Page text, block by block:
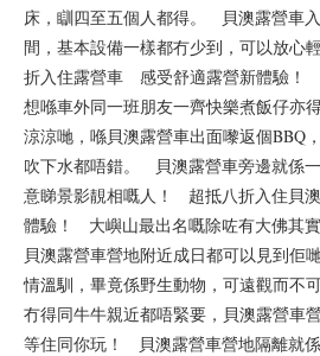
床，瞓四至五個人都得。 貝澳露營車
間，基本設備一樣都冇少到，可以放心
折入住露營車 感受舒適露營新體驗！
想喺車外同一班朋友一齊快樂煮飯仔
涼涼哋，喺貝澳露營車出面嚟返個BBQ
吹下水都唔錯。 貝澳露營車旁邊就係
意睇景影靚相嘅人！ 超抵八折入住貝
體驗！ 大嶼山最出名嘅除咗有大佛其
貝澳露營車營地附近成日都可以見到佢
情溫馴，畢竟係野生動物，可遠觀而
冇得同牛牛親近都唔緊要，貝澳露營車
等住同你玩！ 貝澳露營車營地隔離就